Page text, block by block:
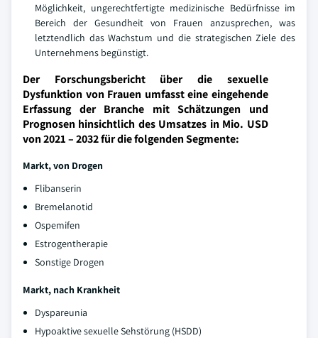
Möglichkeit, ungerechtfertigte medizinische Bedürfnisse im
Bereich der Gesundheit von Frauen anzusprechen, was
letztendlich das Wachstum und die strategischen Ziele des
Unternehmens begünstigt.
Der Forschungsbericht über die sexuelle
Dysfunktion von Frauen umfasst eine eingehende
Erfassung der Branche mit Schätzungen und
Prognosen hinsichtlich des Umsatzes in Mio. USD
von 2021 – 2032 für die folgenden Segmente:
Markt, von Drogen
Flibanserin
Bremelanotid
Ospemifen
Estrogentherapie
Sonstige Drogen
Markt, nach Krankheit
Dyspareunia
Hypoaktive sexuelle Sehstörung (HSDD)